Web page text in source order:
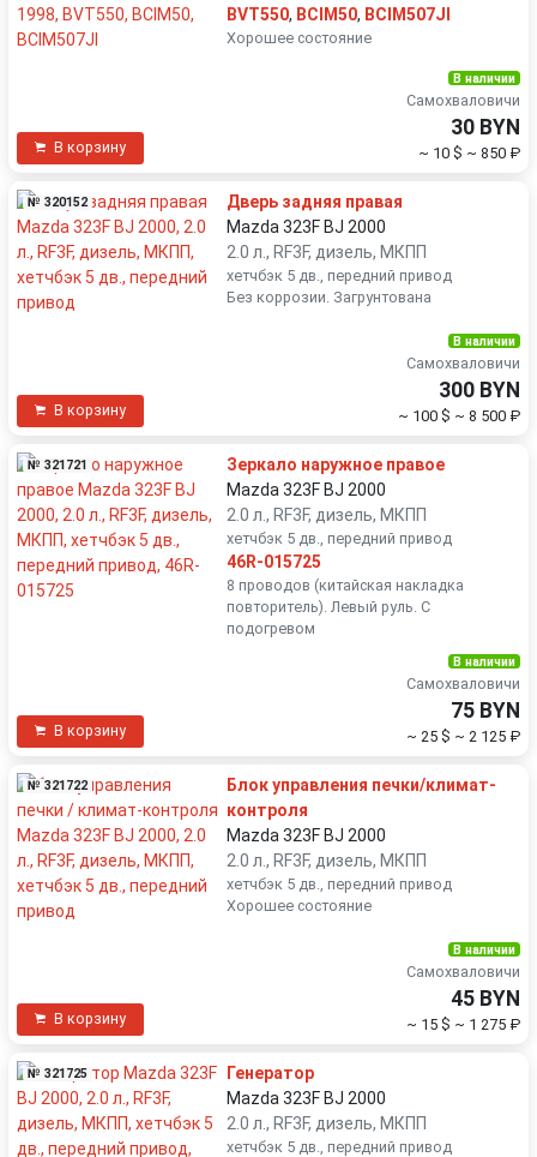
BVT550, BCIM50, BCIM507JI
Хорошее состояние
В корзину
В наличии
Самохваловичи
30 BYN
~ 10 $ ~ 850 ₽
№ 320152
Дверь задняя правая
Mazda 323F BJ 2000
2.0 л., RF3F, дизель, МКПП
хетчбэк 5 дв., передний привод
Без коррозии. Загрунтована
В корзину
В наличии
Самохваловичи
300 BYN
~ 100 $ ~ 8 500 ₽
№ 321721
Зеркало наружное правое
Mazda 323F BJ 2000
2.0 л., RF3F, дизель, МКПП
хетчбэк 5 дв., передний привод
46R-015725
8 проводов (китайская накладка
повторитель). Левый руль. С
подогревом
В корзину
В наличии
Самохваловичи
75 BYN
~ 25 $ ~ 2 125 ₽
№ 321722
Блок управления печки/климат-
контроля
Mazda 323F BJ 2000
2.0 л., RF3F, дизель, МКПП
хетчбэк 5 дв., передний привод
Хорошее состояние
В корзину
В наличии
Самохваловичи
45 BYN
~ 15 $ ~ 1 275 ₽
№ 321725
Генератор
Mazda 323F BJ 2000
2.0 л., RF3F, дизель, МКПП
хетчбэк 5 дв., передний привод